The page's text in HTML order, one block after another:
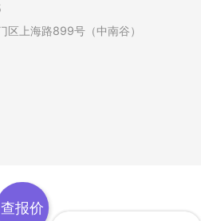
区上海路899号（中南谷）
查报价